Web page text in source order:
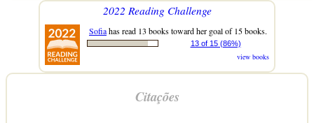
2022 Reading Challenge
Sofiahas read 13 books toward her goal of 15 books.
13 of 15 (86%)
view books
Citações